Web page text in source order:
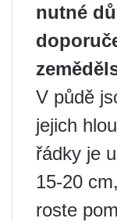
nutné
V půdě
jejich
řádky je
15-20
roste